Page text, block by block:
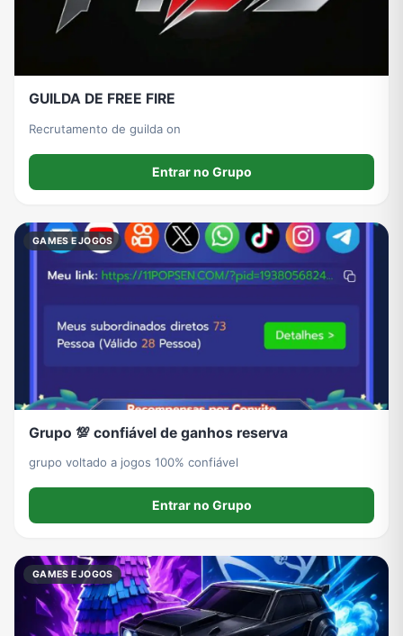
GUILDA DE FREE FIRE
Recrutamento de guilda on
Entrar no Grupo
GAMES E JOGOS
Grupo 💯 confiável de ganhos reserva
grupo voltado a jogos 100% confiável
Entrar no Grupo
GAMES E JOGOS